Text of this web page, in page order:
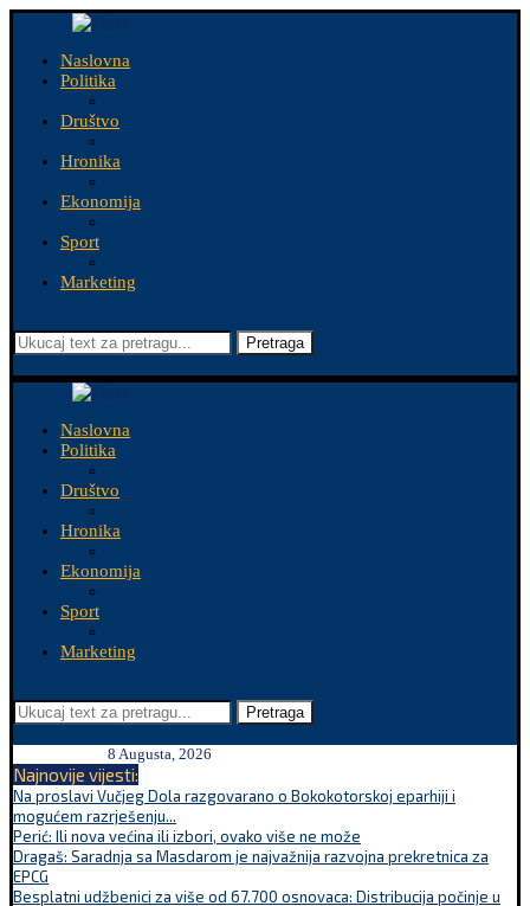
Naslovna
Politika
Društvo
Hronika
Ekonomija
Sport
Marketing
Pretraga
Naslovna
Politika
Društvo
Hronika
Ekonomija
Sport
Marketing
Pretraga
8 Augusta, 2026
Najnovije vijesti:
Na proslavi Vučjeg Dola razgovarano o Bokokotorskoj eparhiji i
mogućem razrješenju...
Perić: Ili nova većina ili izbori, ovako više ne može
Dragaš: Saradnja sa Masdarom je najvažnija razvojna prekretnica za
EPCG
Besplatni udžbenici za više od 67.700 osnovaca: Distribucija počinje u